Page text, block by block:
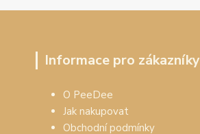
Informace pro zákazníky
O PeeDee
Jak nakupovat
Obchodní podmínky